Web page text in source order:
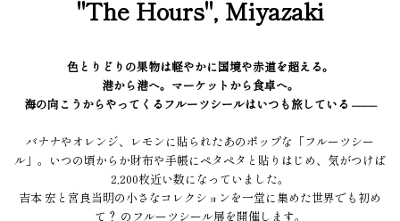
"The Hours", Miyazaki
色とりどりの果物は軽やかに国境や赤道を超える。
港から港へ。マーケットから食卓へ。
海の向こうからやってくるフルーツシールはいつも旅している ––––
バナナやオレンジ、レモンに貼られたあのポップな「フルーツシー
ル」。いつの頃からか財布や手帳にペタペタと貼りはじめ、気がつけば
2,200枚近い数になっていました。
吉本 宏と宮良当明の小さなコレクションを一堂に集めた世界でも初め
て？ のフルーツシール展を開催します。